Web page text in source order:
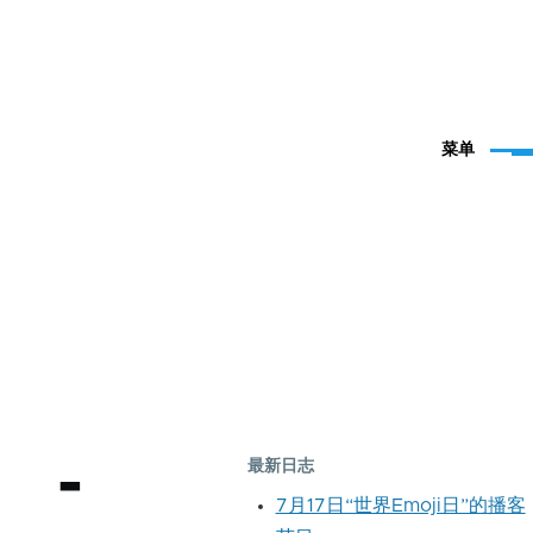
菜单
- 最新日志
7月17日“世界Emoji日”的播客